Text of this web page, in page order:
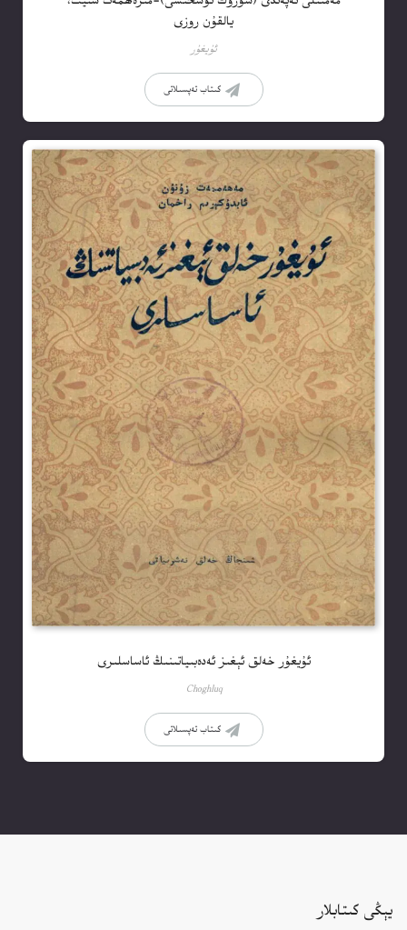
يالقۇن روزى
ئۇيغۇر
كىتاب تەپسىلاتى
ئۇيغۇر خەلق ئېغىز ئەدەبىياتىنىڭ ئاساسلىرى
Choghluq
كىتاب تەپسىلاتى
يېڭى كىتابلار